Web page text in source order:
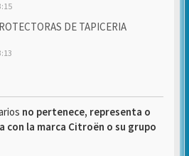
DE TAPICERIA
no pertenece, representa o
con la marca Citroën o su grupo